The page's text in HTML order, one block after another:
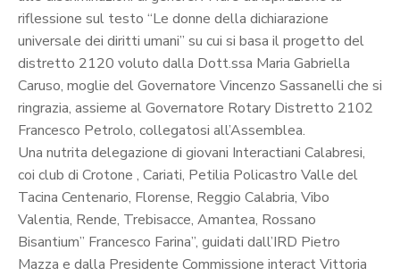
riflessione sul testo “Le donne della dichiarazione
universale dei diritti umani” su cui si basa il progetto del
distretto 2120 voluto dalla Dott.ssa Maria Gabriella
Caruso, moglie del Governatore Vincenzo Sassanelli che si
ringrazia, assieme al Governatore Rotary Distretto 2102
Francesco Petrolo, collegatosi all’Assemblea.
Una nutrita delegazione di giovani Interactiani Calabresi,
coi club di Crotone , Cariati, Petilia Policastro Valle del
Tacina Centenario, Florense, Reggio Calabria, Vibo
Valentia, Rende, Trebisacce, Amantea, Rossano
Bisantium” Francesco Farina”, guidati dall’IRD Pietro
Mazza e dalla Presidente Commissione interact Vittoria